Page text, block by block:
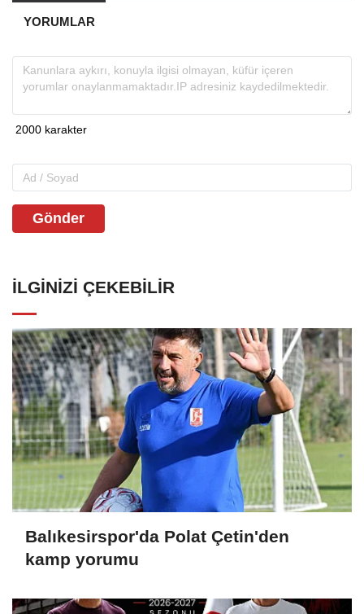
YORUMLAR
Gönder
İLGINIZI ÇEKEBILIR
Balıkesirspor'da Polat Çetin'den
kamp yorumu